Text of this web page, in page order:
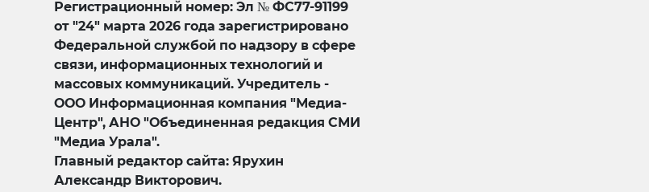
Регистрационный номер: Эл № ФС77-91199
от "24" марта 2026 года зарегистрировано
Федеральной службой по надзору в сфере
связи, информационных технологий и
массовых коммуникаций. Учредитель -
ООО Информационная компания "Медиа-
Центр", АНО "Объединенная редакция СМИ
"Медиа Урала".
Главный редактор сайта: Ярухин
Александр Викторович.